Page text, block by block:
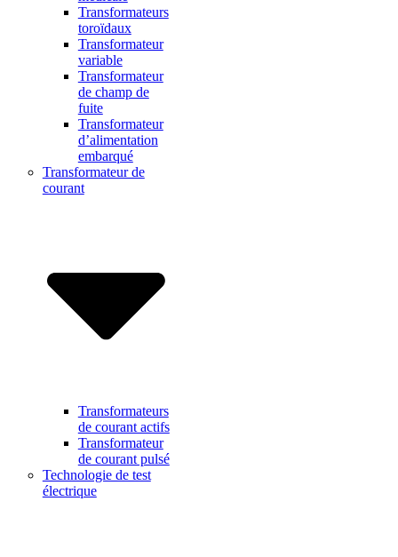
Transformateurs
toroïdaux
Transformateur
variable
Transformateur
de champ de
fuite
Transformateur
d’alimentation
embarqué
Transformateur de
courant
Transformateurs
de courant actifs
Transformateur
de courant pulsé
Technologie de test
électrique